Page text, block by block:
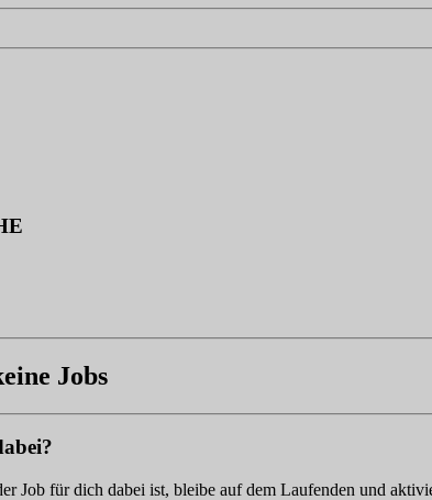
Jobs
Job für dich dabei ist, bleibe auf dem Laufenden und